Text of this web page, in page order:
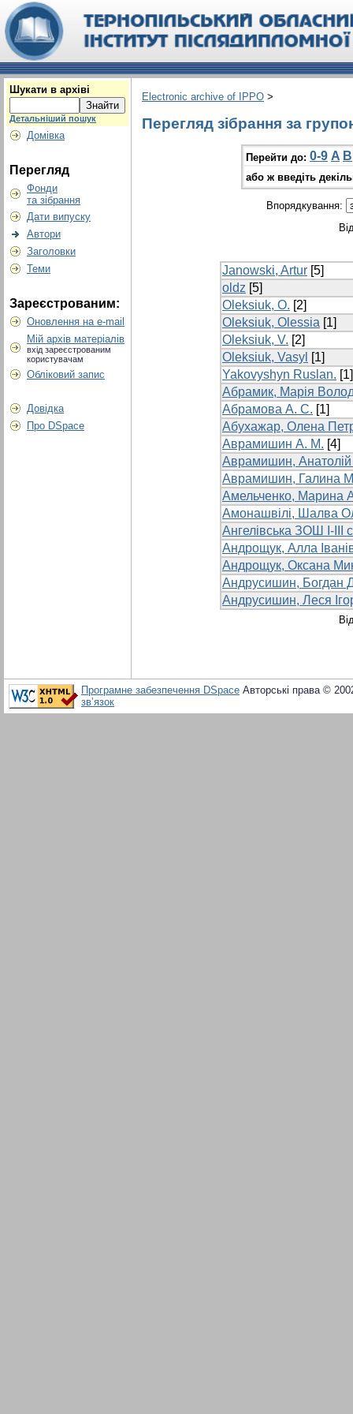
Шукати в архіві
Детальніший пошук
Домівка
Перегляд
Фонди
та зібрання
Дати випуску
Автори
Заголовки
Теми
Зареєстрованим:
Оновлення на e-mail
Мій архів матеріалів
вхід зареєстрованим
користувачам
Обліковий запис
Довідка
Про DSpace
Electronic archive of IPPO >
Перегляд зібрання за
Перейти до: 0-9 A B
або ж введіть
Впорядкування:
Janowski, Artur [5]
oldz [5]
Oleksiuk, O. [2]
Oleksiuk, Olessia [1]
Oleksiuk, V. [2]
Oleksiuk, Vasyl [1]
Yakovyshyn Ruslan. [1]
Абрамик, Марія
Абрамова А. С. [1]
Абухажар, Олена
Аврамишин А. М. [4]
Аврамишин,
Аврамишин, Галина
Амельченко, Марина
Амонашвілі, Шалва
Ангелівська ЗОШ І-
Андрощук, Алла
Андрощук, Оксана
Андрусишин, Богдан
Андрусишин, Леся
Програмне забезпечення DSpace Авторські права ©
зв’язок